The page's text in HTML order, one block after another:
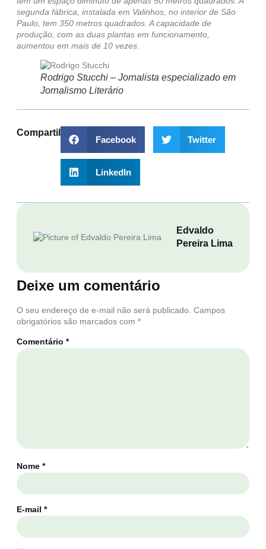
segunda fábrica, instalada em Valinhos, no interior de São
Paulo, tem 350 metros quadrados. A capacidade de
produção, com as duas plantas em funcionamento,
aumentou em mais de 10 vezes.
Rodrigo Stucchi – Jornalista especializado em
Jornalismo Literário
Compartilhar
Facebook Twitter
LinkedIn
Edvaldo
Pereira Lima
Deixe um comentário
O seu endereço de e-mail não será publicado. Campos
obrigatórios são marcados com *
Comentário *
Nome *
E-mail *